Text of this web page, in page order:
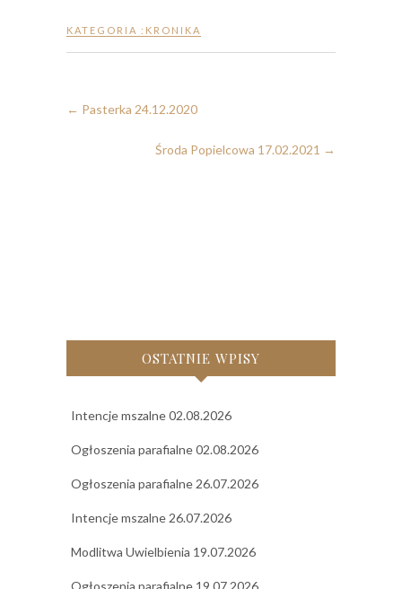
KATEGORIA : KRONIKA
← Pasterka 24.12.2020
Środa Popielcowa 17.02.2021 →
OSTATNIE WPISY
Intencje mszalne 02.08.2026
Ogłoszenia parafialne 02.08.2026
Ogłoszenia parafialne 26.07.2026
Intencje mszalne 26.07.2026
Modlitwa Uwielbienia 19.07.2026